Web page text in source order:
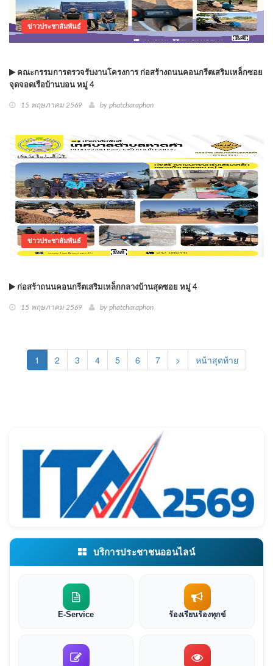
ข่าวประชาสัมพันธ์
คณะกรรมการตรวจรับงานโครงการ ก่อสร้างถนนคอนกรีตเสริมเหล็กซอย
จุดจอดเรือบ้านบอน หมู่ 4
15 พฤษภาคม 2569 by phatcharaphon
ข่าวประชาสัมพันธ์
ก่อสร้าถนนคอนกรีตเสริมเหล็กกลางบ้านสุดซอย หมู่ 4
15 พฤษภาคม 2569 by phatcharaphon
1 (current)
2 3 4 5 6 7 > หน้าสุดท้าย
บริการประชาชนออนไลน์
E-Service ร้องเรียนร้องทุกข์